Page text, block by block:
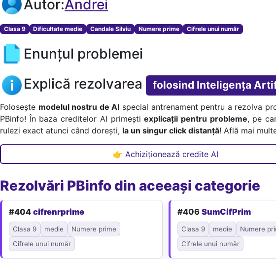
Autor:Andrei
Clasa 9 Dificultate medie Candale Silviu Numere prime Cifrele unui număr
Enunțul problemei
Explică rezolvarea
folosind Inteligența
Folosește modelul nostru de AI special antrenament pentru a rezolva
PBinfo! În baza creditelor AI primeștiexplicații pentru probleme, pe
rulezi exact atunci când dorești, la un singur click distanță! Află mai
👉 Achiziționează credite AI
Rezolvări PBinfo din aceeași categorie
#404 cifrenrprime
Clasa 9 medie
Numere prime
Cifrele unui număr
#406 SumCifPrim
Clasa 9 medie
Numere
Cifrele unui număr